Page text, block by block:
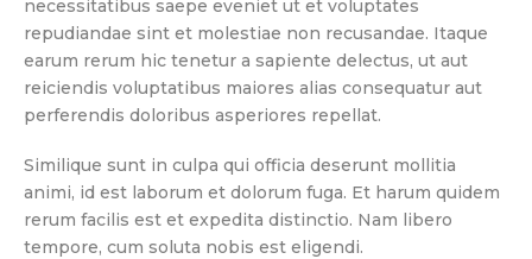
necessitatibus saepe eveniet ut et voluptates
repudiandae sint et molestiae non recusandae. Itaque
earum rerum hic tenetur a sapiente delectus, ut aut
reiciendis voluptatibus maiores alias consequatur aut
perferendis doloribus asperiores repellat.
Similique sunt in culpa qui officia deserunt mollitia
animi, id est laborum et dolorum fuga. Et harum quidem
rerum facilis est et expedita distinctio. Nam libero
tempore, cum soluta nobis est eligendi.